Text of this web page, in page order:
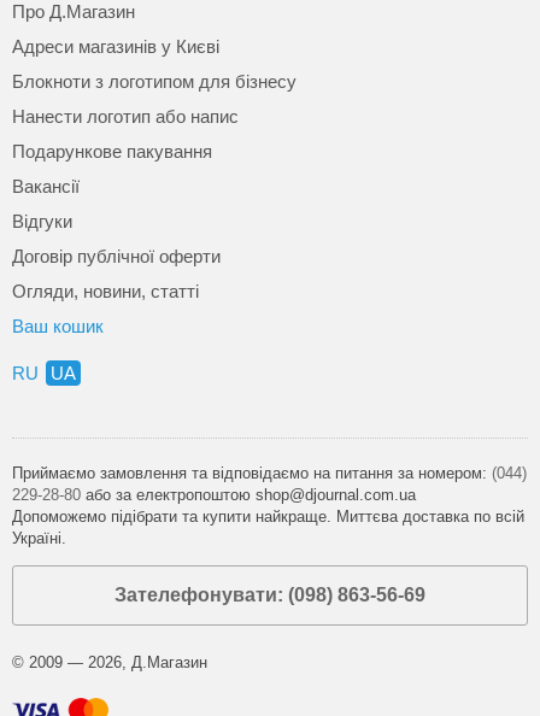
Про Д.Магазин
Адреси магазинів у Києві
Блокноти з логотипом для бізнесу
Нанести логотип або напис
Подарункове пакування
Вакансії
Відгуки
Договір публічної оферти
Огляди, новини, статті
Ваш кошик
RU UA
Приймаємо замовлення та відповідаємо на питання за номером: (044)
229-28-80 або за електропоштою shop@djournal.com.ua
Допоможемо підібрати та купити найкраще. Миттєва доставка по всій
Україні.
Зателефонувати: (098) 863-56-69
© 2009 — 2026, Д.Магазин